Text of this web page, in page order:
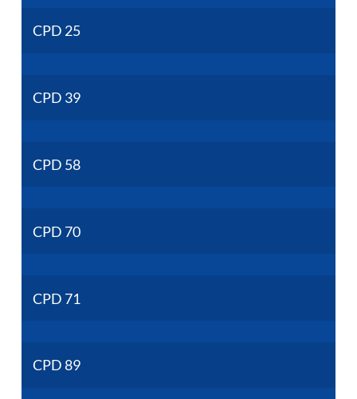
CPD 25
CPD 39
CPD 58
CPD 70
CPD 71
CPD 89